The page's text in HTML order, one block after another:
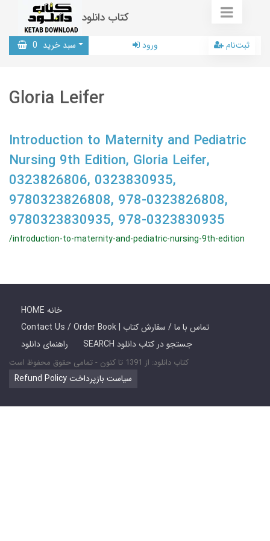
کتاب دانلود
سبد خرید 0 ورود ثبت‌نام
Gloria Leifer
Introduction to Maternity and Pediatric
Nursing 9th Edition, Gloria Leifer,
0323826806, 0323830935,
9780323826808, 978-0323826808,
9780323830935, 978-0323830935
/introduction-to-maternity-and-pediatric-nursing-9th-edition
HOME خانه
Contact Us / Order Book | تماس با ما / سفارش کتاب
راهنمای دانلود
SEARCH جستجو در کتاب دانلود
کتاب دانلود: از 1391 تا کنون - تمامی حقوق محفوظ است
Refund Policy سیاست بازپرداخت